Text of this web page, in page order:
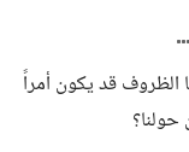
الظروف قد يكون أمراً